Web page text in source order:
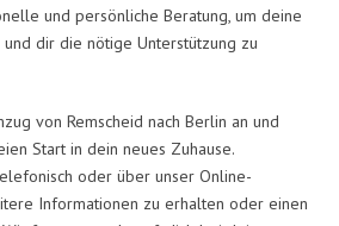
und persönliche Beratung, um deine
dir die nötige Unterstützung zu
von Remscheid nach Berlin an und
Start in dein neues Zuhause.
oder über unser Online-
Informationen zu erhalten oder einen